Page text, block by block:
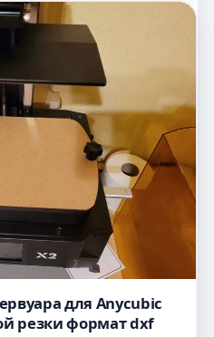
для Anycubic
резки формат dxf